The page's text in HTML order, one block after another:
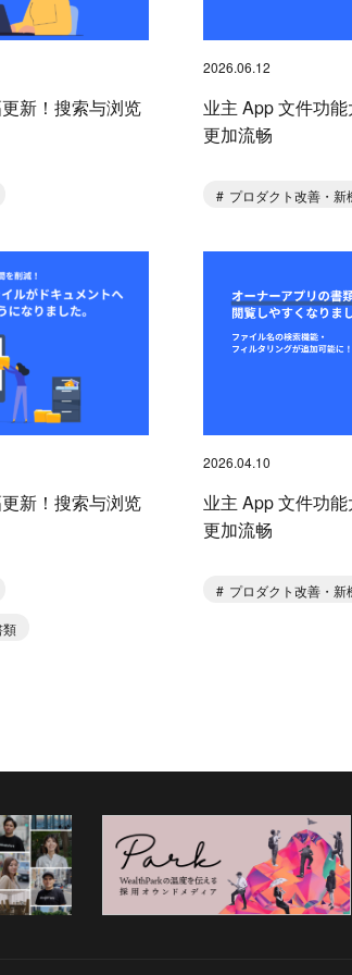
新！搜索与浏览
2026.06.12
业主 App 文件功
更加流畅
プロダクト改善・新
新！搜索与浏览
類
2026.04.10
业主 App 文件功
更加流畅
プロダクト改善・新